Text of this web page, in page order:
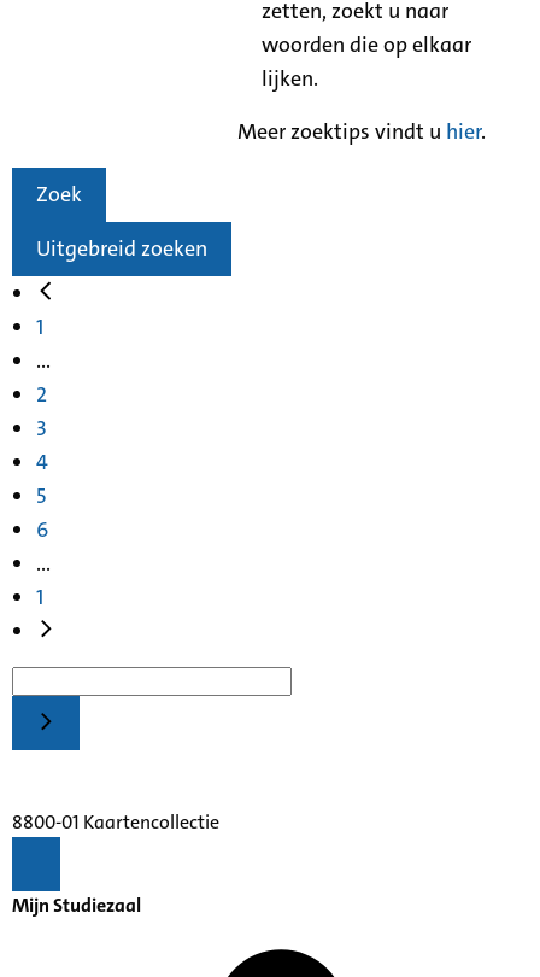
zetten, zoekt u naar
woorden die op elkaar
lijken.
Meer zoektips vindt u hier.
Zoek
Uitgebreid zoeken
1
...
2
3
4
5
6
...
1
8800-01 Kaartencollectie
Mijn Studiezaal